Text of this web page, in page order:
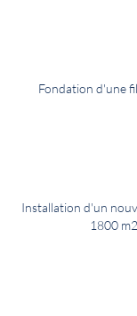
Fondation d'une
Installation d'un
1800